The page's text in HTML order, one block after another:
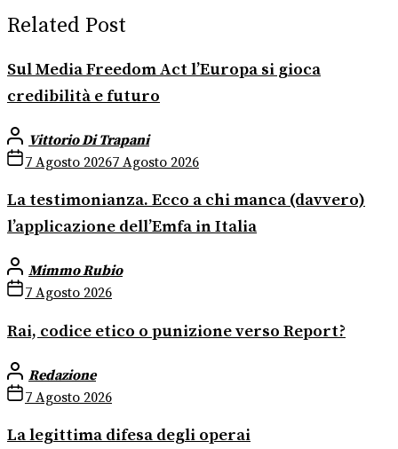
Related Post
Sul Media Freedom Act l’Europa si gioca
credibilità e futuro
Vittorio Di Trapani
7 Agosto 20267 Agosto 2026
La testimonianza. Ecco a chi manca (davvero)
l’applicazione dell’Emfa in Italia
Mimmo Rubio
7 Agosto 2026
Rai, codice etico o punizione verso Report?
Redazione
7 Agosto 2026
La legittima difesa degli operai